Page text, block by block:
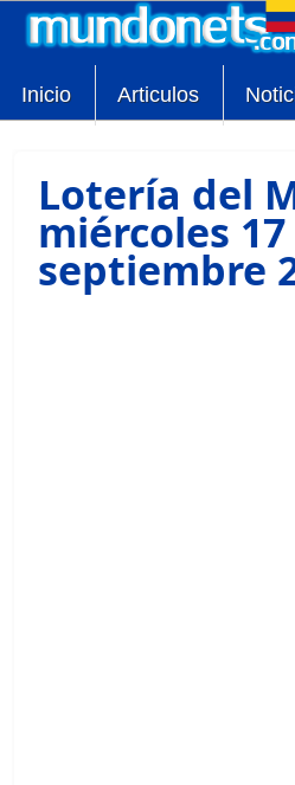
Inicio Articulos
Lotería del
miércoles
septiembre